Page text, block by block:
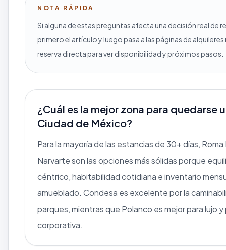
NOTA RÁPIDA
Si alguna de estas preguntas afecta una decisión real de
primero el artículo y luego pasa a las páginas de
reserva directa para ver disponibilidad y próximos pasos.
¿Cuál es la mejor zona para quedarse
Ciudad de México?
Para la mayoría de las estancias de 30+ días,
Narvarte son las opciones más sólidas porque
céntrico, habitabilidad cotidiana e inventario
amueblado. Condesa es excelente por la
parques, mientras que Polanco es mejor para lujo
corporativa.